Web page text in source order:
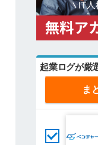
起業ログが厳
ま